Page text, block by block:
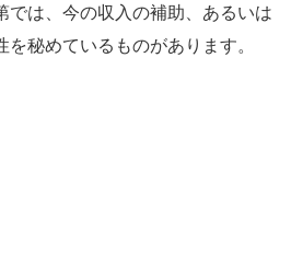
では、今の収入の補助、あるいは
秘めているものがあります。